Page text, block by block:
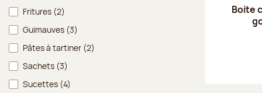
Fritures (2)
Guimauves (3)
Pâtes à tartiner (2)
Sachets (3)
Sucettes (4)
Boite